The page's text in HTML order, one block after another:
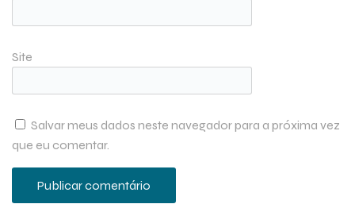
Site
Salvar meus dados neste navegador para a próxima vez
que eu comentar.